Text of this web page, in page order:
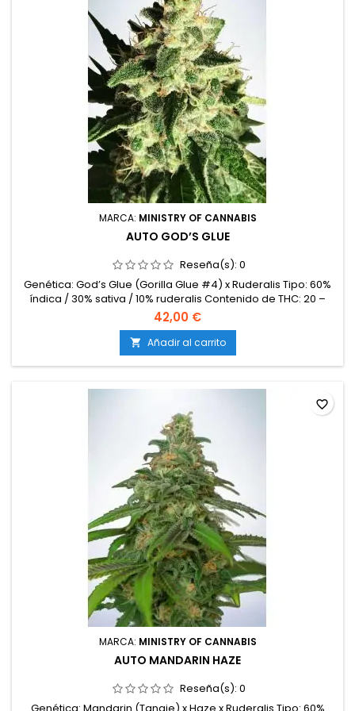
MARCA: MINISTRY OF CANNABIS
AUTO GOD’S GLUE
Reseña(s): 0
Genética: God’s Glue (Gorilla Glue #4) x Ruderalis Tipo: 60%
índica / 30% sativa / 10% ruderalis Contenido de THC: 20 –
24% Ciclo completo: 9 – 10 semanas desde la germinación
Producción en interior: 450 – 550 g/m² Producción en
exterior: 120 – 200 g/planta Altura: 80 – 120 cm en interior;
hasta 150 cm en exterior Aromas y sabores: Terroso, pino,
café y...
42,00 €
 Añadir al carrito
MARCA: MINISTRY OF CANNABIS
AUTO MANDARIN HAZE
Reseña(s): 0
favorite_border